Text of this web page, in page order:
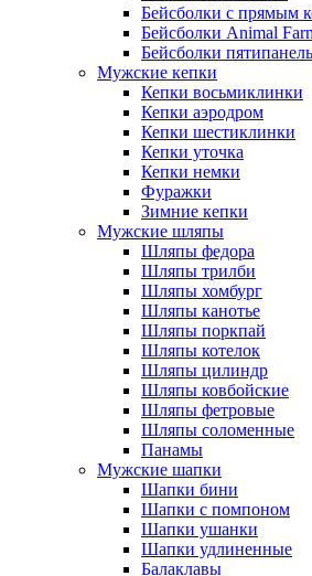
Бейсболки с прямым
Бейсболки Animal
Бейсболки
Мужские кепки
Кепки восьмиклинки
Кепки аэродром
Кепки шестиклинки
Кепки уточка
Кепки немки
Фуражки
Зимние кепки
Мужские шляпы
Шляпы федора
Шляпы трилби
Шляпы хомбург
Шляпы канотье
Шляпы поркпай
Шляпы котелок
Шляпы цилиндр
Шляпы ковбойские
Шляпы фетровые
Шляпы соломенные
Панамы
Мужские шапки
Шапки бини
Шапки с помпоном
Шапки ушанки
Шапки удлиненные
Балаклавы